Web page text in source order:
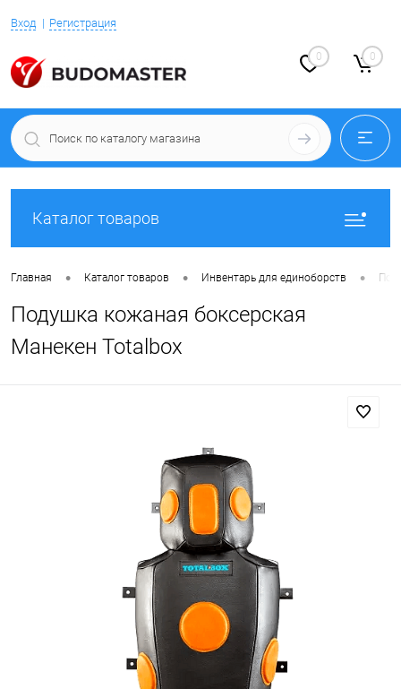
Вход Регистрация
0 0
Каталог товаров
Главная • Каталог товаров • Инвентарь для единоборств •
Подушка кожаная боксерская
Манекен Totalbox